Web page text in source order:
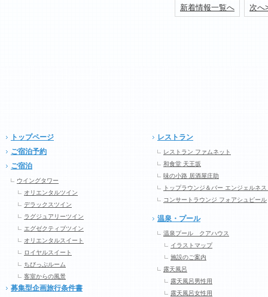
新着情報一覧へ 次へ
トップページ
ご宿泊予約
ご宿泊
ウイングタワー
オリエンタルツイン
デラックスツイン
ラグジュアリーツイン
エグゼクティブツイン
オリエンタルスイート
ロイヤルスイート
ちびっぷルーム
客室からの風景
募集型企画旅行条件書
レストラン
レストラン ファムネット
和食堂 天王坂
味の小路 居酒屋庄助
トップラウンジ＆バー エンジェルネス
コンサートラウンジ フォアシュピール
温泉・プール
温泉プール クアハウス
イラストマップ
施設のご案内
露天風呂
露天風呂男性用
露天風呂女性用